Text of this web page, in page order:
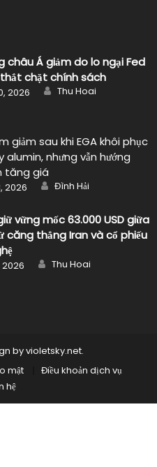
châu Á giảm do lo ngại Fed
chặt chính sách
2026 Author
Thu Hoai
giảm sau khi EGA khôi phục
alumin, nhưng vẫn hướng
tăng giá
2026 Author
Đình Hải
vững mốc 63.000 USD giữa
căng thẳng Iran và cổ phiếu
2026 Author
Thu Hoai
byvioletsky.net.
mật
Điều khoản dịch vụ
hệ